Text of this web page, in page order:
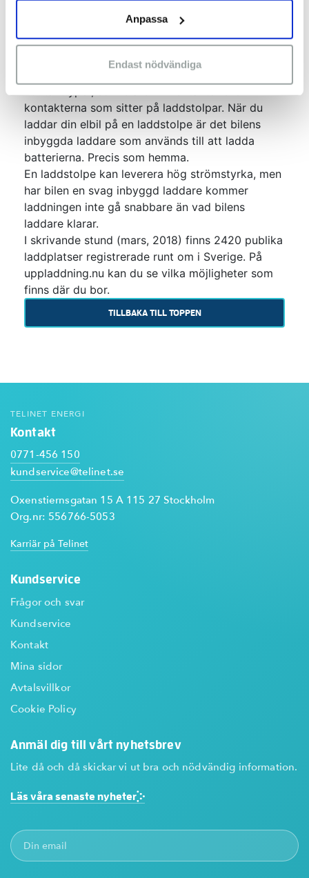
Anpassa
Endast nödvändiga
laddeffekt på blygsamma 2,3 kW. Det innebär att
ett helt tomt elbilsbatteri på 23 kWh tar tio
timmar att ladda fullt.
Elbilarna kan laddas snabbare i andra
kontakterna som sitter på laddstolpar. När du
laddar din elbil på en laddstolpe är det bilens
inbyggda laddare som används till att ladda
batterierna. Precis som hemma.
En laddstolpe kan leverera hög strömstyrka, men
har bilen en svag inbyggd laddare kommer
laddningen inte gå snabbare än vad bilens
laddare klarar.
I skrivande stund (mars, 2018) finns 2420 publika
laddplatser registrerade runt om i Sverige. På
uppladdning.nu kan du se vilka möjligheter som
finns där du bor.
TILLBAKA TILL TOPPEN
TELINET ENERGI
Kontakt
0771-456 150
kundservice@telinet.se
Oxenstiernsgatan 15 A 115 27 Stockholm
Org.nr: 556766-5053
Karriär på Telinet
Kundservice
Frågor och svar
Kundservice
Kontakt
Mina sidor
Avtalsvillkor
Cookie Policy
Anmäl dig till vårt nyhetsbrev
Lite då och då skickar vi ut bra och nödvändig information.
Läs våra senaste nyheter